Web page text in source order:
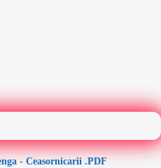
- Ceasornicarii .PDF